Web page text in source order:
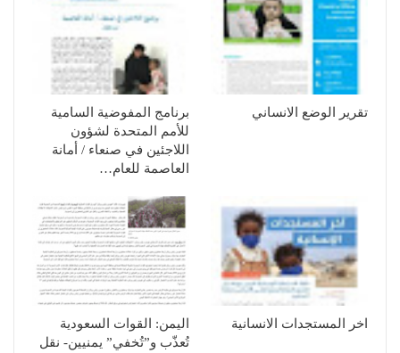
تقرير الوضع الانساني
برنامج المفوضية السامية
للأمم المتحدة لشؤون
اللاجئين في صنعاء / أمانة
العاصمة للعام…
اخر المستجدات الانسانية
الیمن: القوات السعودیة
تُعذّب و”تُخفي” یمنیین- نقل